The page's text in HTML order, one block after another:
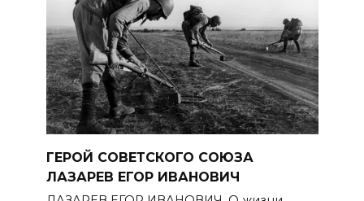
ГЕРОЙ СОВЕТСКОГО СОЮЗА
ЛАЗАРЕВ ЕГОР ИВАНОВИЧ